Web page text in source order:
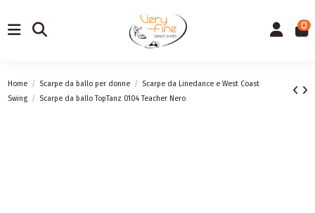
0
Home Scarpe da ballo per donne
Scarpe da Linedance e West Coast
Swing
Scarpe da ballo TopTanz 0104 Teacher Nero